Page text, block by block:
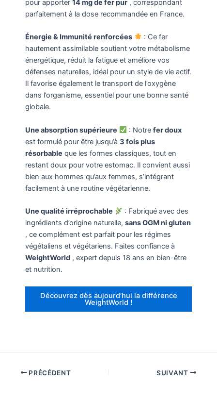
pour apporter 14 mg de fer pur, correspondant
parfaitement à la dose recommandée en France.
Énergie & Immunité renforcées
: Ce fer
hautement assimilable soutient votre métabolisme
énergétique, réduit la fatigue et améliore vos
défenses naturelles, idéal pour un style de vie actif.
Il favorise également le transport de l’oxygène
dans l’organisme, essentiel pour une bonne santé
globale.
Une absorption supérieure : Notrefer doux
est formulé pour être jusqu’à 3 fois plus
résorbable que les formes classiques, tout en
restant doux pour votre estomac. Il convient aussi
bien aux hommes qu’aux femmes, s’intégrant
facilement à une routine végétarienne.
Une qualité irréprochable
: Fabriqué avec des
ingrédients d’origine naturelle, sans OGM ni gluten
, ce complément est parfait pour les régimes
végétaliens et végétariens. Faites confiance à
WeightWorld, expert depuis 18 ans en bien-être
et nutrition.
Découvrez dès aujourd’hui la différence
WeightWorld !
PRÉCÉDENT SUIVANT